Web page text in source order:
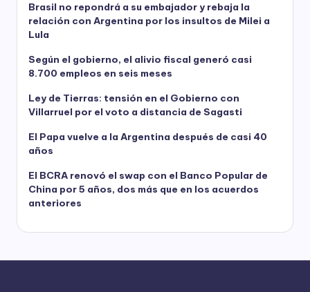
Brasil no repondrá a su embajador y rebaja la
relación con Argentina por los insultos de Milei a
Lula
Según el gobierno, el alivio fiscal generó casi
8.700 empleos en seis meses
Ley de Tierras: tensión en el Gobierno con
Villarruel por el voto a distancia de Sagasti
El Papa vuelve a la Argentina después de casi 40
años
El BCRA renovó el swap con el Banco Popular de
China por 5 años, dos más que en los acuerdos
anteriores